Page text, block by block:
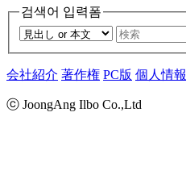
검색어 입력폼
会社紹介 著作権 PC版 個人情報
ⓒ JoongAng Ilbo Co.,Ltd